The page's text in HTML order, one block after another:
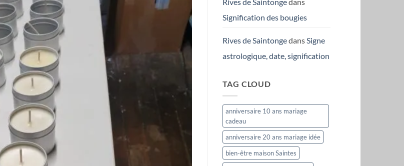
Signification des bougies
Rives de Saintongedans Signe
astrologique, date, signification
TAG CLOUD
anniversaire 10 ans mariage
cadeau
anniversaire 20 ans mariage idée
bien-être maison Saintes